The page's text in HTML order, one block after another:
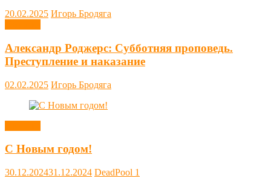
20.02.2025 Игорь Бродяга
Александр Роджерс: Субботняя проповедь.
Преступление и наказание
02.02.2025 Игорь Бродяга
С Новым годом!
30.12.202431.12.2024 DeadPool 1